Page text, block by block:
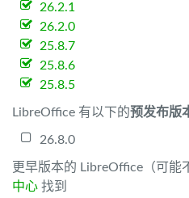
26.2.1
26.2.0
25.8.7
25.8.6
25.8.5
LibreOffice 有以下的预发布版
26.8.0
更早版本的 LibreOffice（可能
中心 找到